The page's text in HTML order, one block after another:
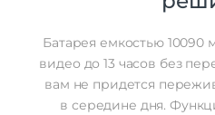
Батарея емкостью 10090
видео до 13 часов без
вам не придется
в середине дня.